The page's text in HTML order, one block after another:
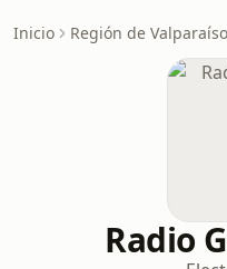
Inicio Región de Valparaíso
Radio